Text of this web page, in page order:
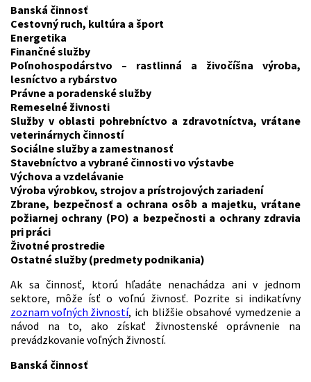
Banská činnosť
Cestovný ruch, kultúra a šport
Energetika
Finančné služby
Poľnohospodárstvo – rastlinná a živočíšna výroba,
lesníctvo a rybárstvo
Právne a poradenské služby
Remeselné živnosti
Služby v oblasti pohrebníctvo a zdravotníctva, vrátane
veterinárnych činností
Sociálne služby a zamestnanosť
Stavebníctvo a vybrané činnosti vo výstavbe
Výchova a vzdelávanie
Výroba výrobkov, strojov a prístrojových zariadení
Zbrane, bezpečnosť a ochrana osôb a majetku, vrátane
požiarnej ochrany (PO) a bezpečnosti a ochrany zdravia
pri práci
Životné prostredie
Ostatné služby (predmety podnikania)
Ak sa činnosť, ktorú hľadáte nenachádza ani v jednom
sektore, môže ísť o voľnú živnosť. Pozrite si indikatívny
zoznam voľných živností, ich bližšie obsahové vymedzenie a
návod na to, ako získať živnostenské oprávnenie na
prevádzkovanie voľných živností.
Banská činnosť